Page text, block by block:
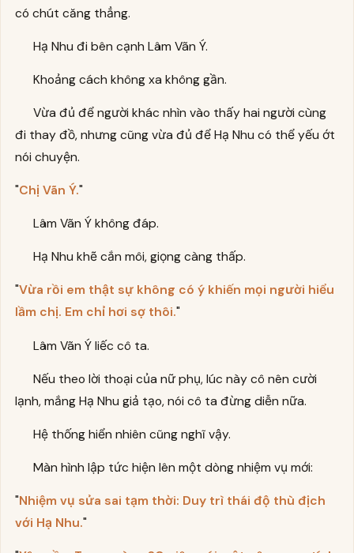
có chút căng thẳng.
Hạ Nhu đi bên cạnh Lâm Vãn Ý.
Khoảng cách không xa không gần.
Vừa đủ để người khác nhìn vào thấy hai người cùng
đi thay đồ, nhưng cũng vừa đủ để Hạ Nhu có thể yếu ớt
nói chuyện.
"Chị Vãn Ý."
Lâm Vãn Ý không đáp.
Hạ Nhu khẽ cắn môi, giọng càng thấp.
"Vừa rồi em thật sự không có ý khiến mọi người hiểu
lầm chị. Em chỉ hơi sợ thôi."
Lâm Vãn Ý liếc cô ta.
Nếu theo lời thoại của nữ phụ, lúc này cô nên cười
lạnh, mắng Hạ Nhu giả tạo, nói cô ta đừng diễn nữa.
Hệ thống hiển nhiên cũng nghĩ vậy.
Màn hình lập tức hiện lên một dòng nhiệm vụ mới:
"Nhiệm vụ sửa sai tạm thời: Duy trì thái độ thù địch
với Hạ Nhu."